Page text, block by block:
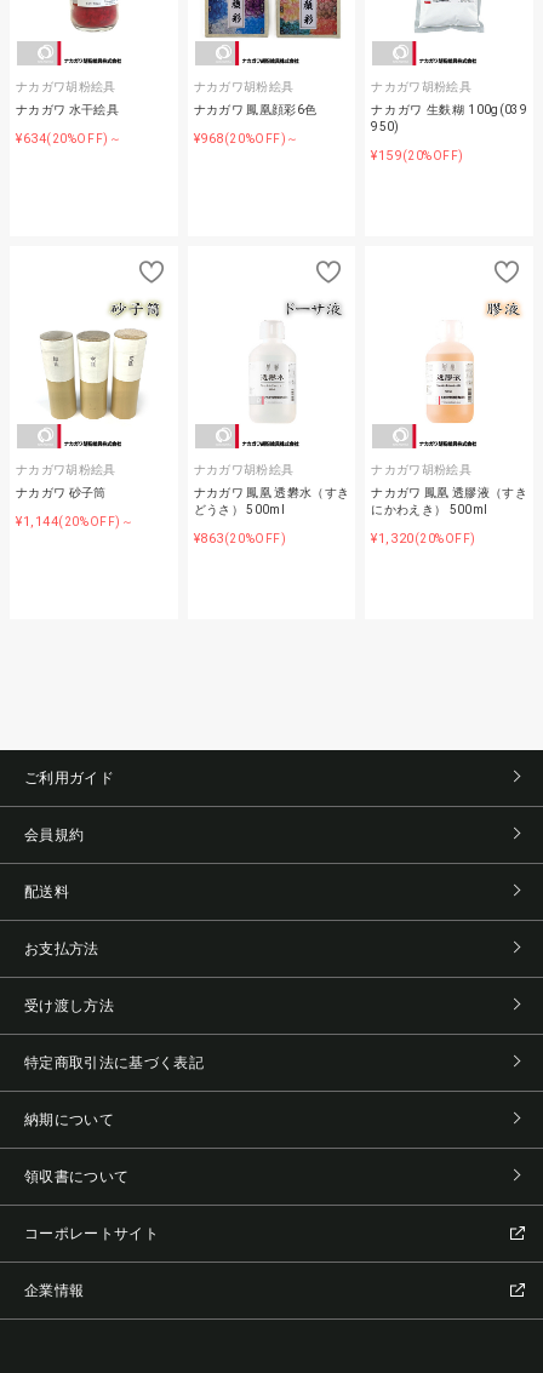
ナカガワ胡粉絵具
ナカガワ 水干絵具
¥634(20%OFF)～
ナカガワ胡粉絵具
ナカガワ 鳳凰顔彩6色
¥968(20%OFF)～
ナカガワ胡粉絵具
ナカガワ 生麩糊 100g(039
950)
¥159(20%OFF)
ナカガワ胡粉絵具
ナカガワ 砂子筒
¥1,144(20%OFF)～
ナカガワ胡粉絵具
ナカガワ 鳳凰 透礬水（すき
どうさ） 500ml
¥863(20%OFF)
ナカガワ胡粉絵具
ナカガワ 鳳凰 透膠液（すき
にかわえき） 500ml
¥1,320(20%OFF)
ご利用ガイド
会員規約
配送料
お支払方法
受け渡し方法
特定商取引法に基づく表記
納期について
領収書について
コーポレートサイト
企業情報